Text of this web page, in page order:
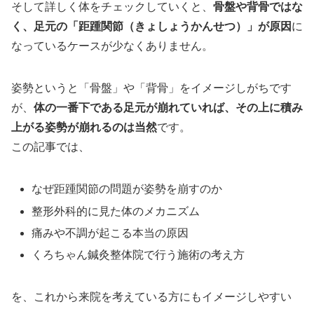
そして詳しく体をチェックしていくと、 骨盤や背骨ではな
く、足元の「距踵関節（きょしょうかんせつ）」が原因 に
なっているケースが少なくありません。
姿勢というと「骨盤」や「背骨」をイメージしがちです
が、 体の一番下である足元が崩れていれば、その上に積み
上がる姿勢が崩れるのは当然です。
この記事では、
なぜ距踵関節の問題が姿勢を崩すのか
整形外科的に見た体のメカニズム
痛みや不調が起こる本当の原因
くろちゃん鍼灸整体院で行う施術の考え方
を、これから来院を考えている方にもイメージしやすい